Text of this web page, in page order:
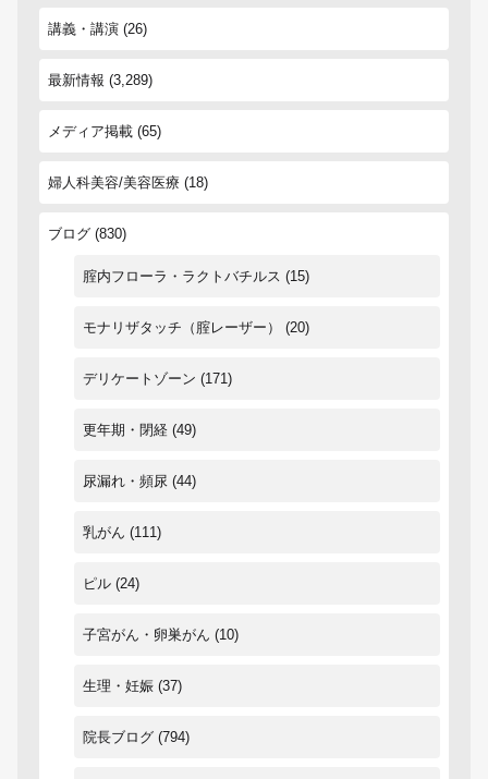
講義・講演 (26)
最新情報 (3,289)
メディア掲載 (65)
婦人科美容/美容医療 (18)
ブログ (830)
腟内フローラ・ラクトバチルス (15)
モナリザタッチ（腟レーザー） (20)
デリケートゾーン (171)
更年期・閉経 (49)
尿漏れ・頻尿 (44)
乳がん (111)
ピル (24)
子宮がん・卵巣がん (10)
生理・妊娠 (37)
院長ブログ (794)